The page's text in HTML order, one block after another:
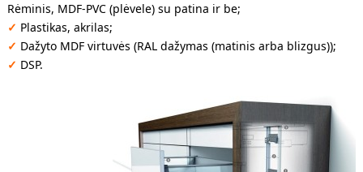
Rėminis, MDF-PVC (plėvele) su patina ir be;
✓ Plastikas, akrilas;
✓ Dažyto MDF virtuvės (RAL dažymas (matinis arba blizgus));
✓ DSP.